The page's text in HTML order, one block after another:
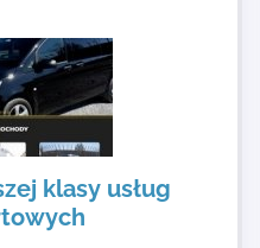
klasy usług